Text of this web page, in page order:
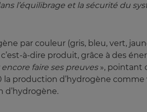
l’équilibrage et la sécurité du
par couleur (gris, bleu, vert,
à-dire produit, grâce à des
faire ses preuves», pointant
la production d’hydrogène
d’hydrogène.